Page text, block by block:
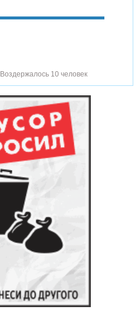
Воздержалось 10 человек